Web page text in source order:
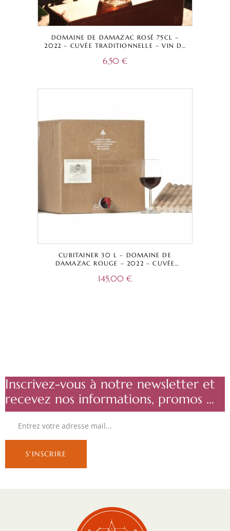
DOMAINE DE DAMAZAC ROSÉ 75CL –
2022 – CUVÉE TRADITIONNELLE – VIN DE
6,50 €
CUBITAINER 30 L – DOMAINE DE
DAMAZAC ROUGE – 2022 – CUVÉE
145,00 €
Inscrivez-vous à notre newsletter et
recevez nos informations, promos ...